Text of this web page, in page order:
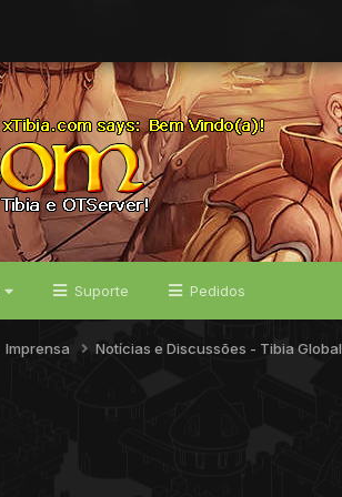
Suporte Pedidos
Imprensa Notícias e Discussões - Tibia Global